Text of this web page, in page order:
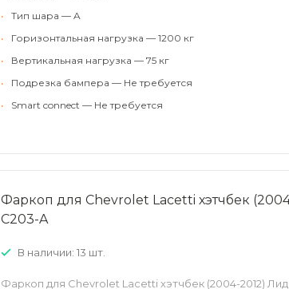
•
Тип шара — A
•
Горизонтальная нагрузка — 1200 кг
•
Вертикальная нагрузка — 75 кг
•
Подрезка бампера — Не требуется
•
Smart connect — Не требуется
Фаркоп для Chevrolet Lacetti хэтчбек
C203-A
В наличии: 13 шт.
Фаркоп для Chevrolet Lacetti хэтчбек (2004-2012)